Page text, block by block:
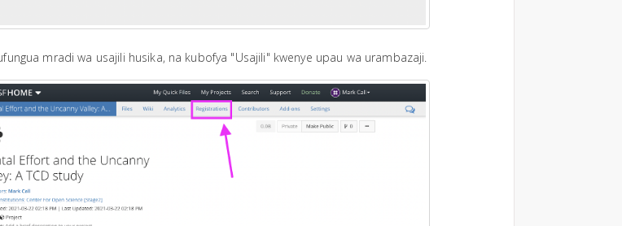
mradi wa usajili husika, na kubofya "Usajili" kwenye upau wa urambazaji.